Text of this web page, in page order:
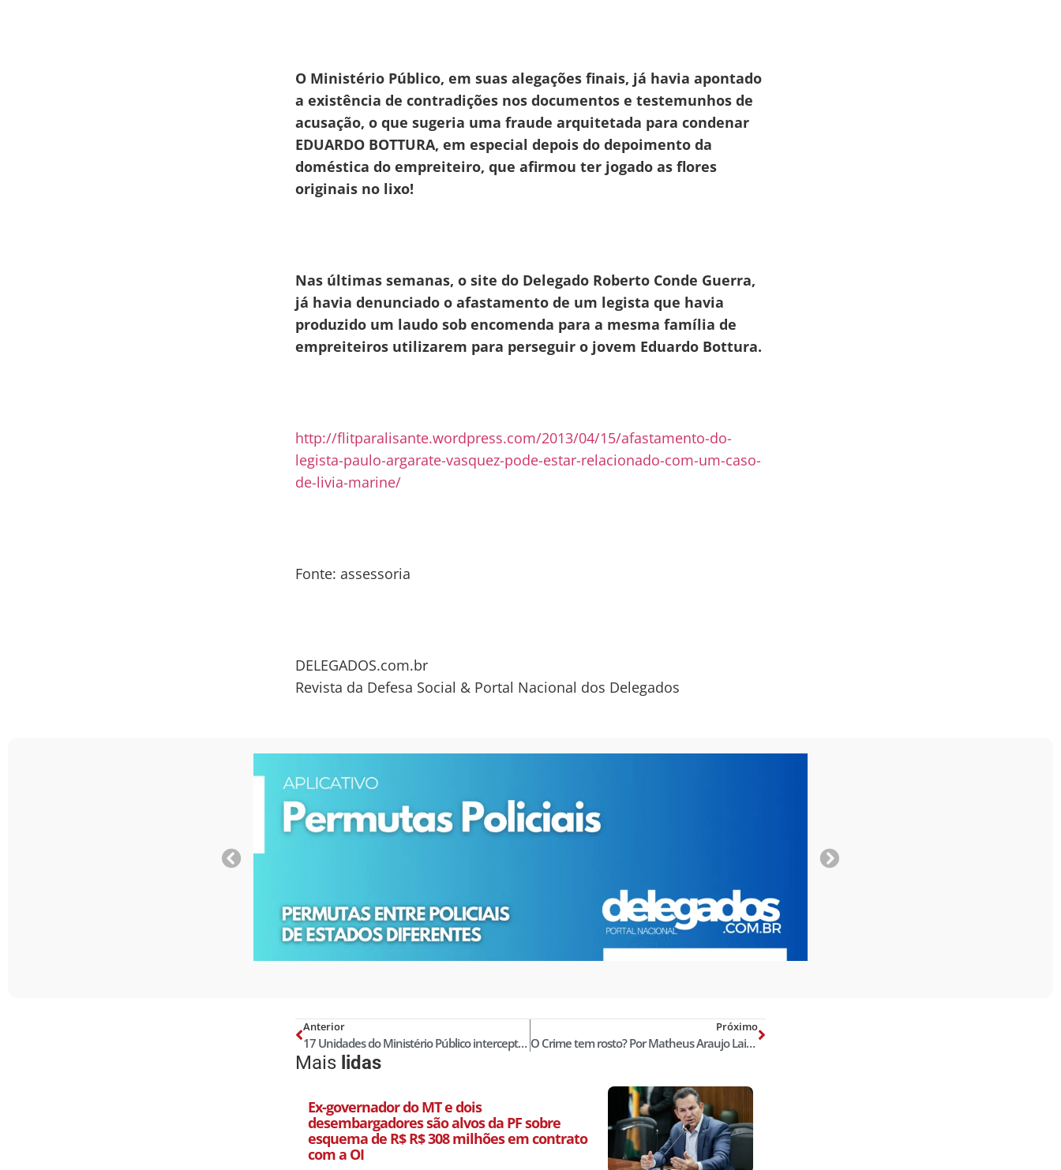
O Ministério Público, em suas alegações finais, já havia apontado
a existência de contradições nos documentos e testemunhos de
acusação, o que sugeria uma fraude arquitetada para condenar
EDUARDO BOTTURA, em especial depois do depoimento da
doméstica do empreiteiro, que afirmou ter jogado as flores
originais no lixo!
Nas últimas semanas, o site do Delegado Roberto Conde Guerra,
já havia denunciado o afastamento de um legista que havia
produzido um laudo sob encomenda para a mesma família de
empreiteiros utilizarem para perseguir o jovem Eduardo Bottura.
http://flitparalisante.wordpress.com/2013/04/15/afastamento-do-
legista-paulo-argarate-vasquez-pode-estar-relacionado-com-um-caso-
de-livia-marine/
Fonte: assessoria
DELEGADOS.com.br
Revista da Defesa Social & Portal Nacional dos Delegados
Anterior
17 Unidades do Ministério Público interceptam ligações sem ajuda da Polícia
Próximo
O Crime tem rosto? Por Matheus Araujo Laiola
Mais lidas
Ex-governador do MT e dois
desembargadores são alvos da PF sobre
esquema de R$ R$ 308 milhões em contrato
com a OI